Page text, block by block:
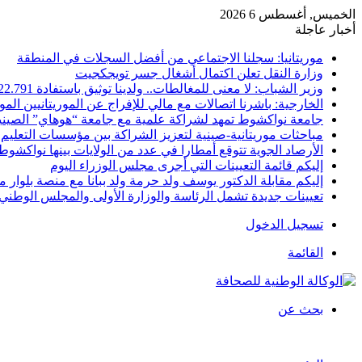
الخميس, أغسطس 6 2026
أخبار عاجلة
موريتانيا: سجلنا الاجتماعي من أفضل السجلات في المنطقة
وزارة النقل تعلن اكتمال أشغال جسر تويجكجيت
وزير الشباب: لا معنى للمغالطات.. ولدينا توثيق باستفادة 22.791
الخارجية: باشرنا اتصالات مع مالي للإفراج عن الموريتانيين
جامعة نواكشوط تمهد لشراكة علمية مع جامعة “هوهاي”
مباحثات موريتانية-صينية لتعزيز الشراكة بين مؤسسات التعليم
الأرصاد الجوية تتوقع أمطارا في عدد من الولايات بينها
إليكم قائمة التعيينات التي أجرى مجلس الوزراء اليوم
إليكم مقابلة الدكتور يوسف ولد حرمة ولد ببانا مع منصة بلوار
تعيينات جديدة تشمل الرئاسة والوزارة الأولى والمجلس
تسجيل الدخول
القائمة
بحث عن